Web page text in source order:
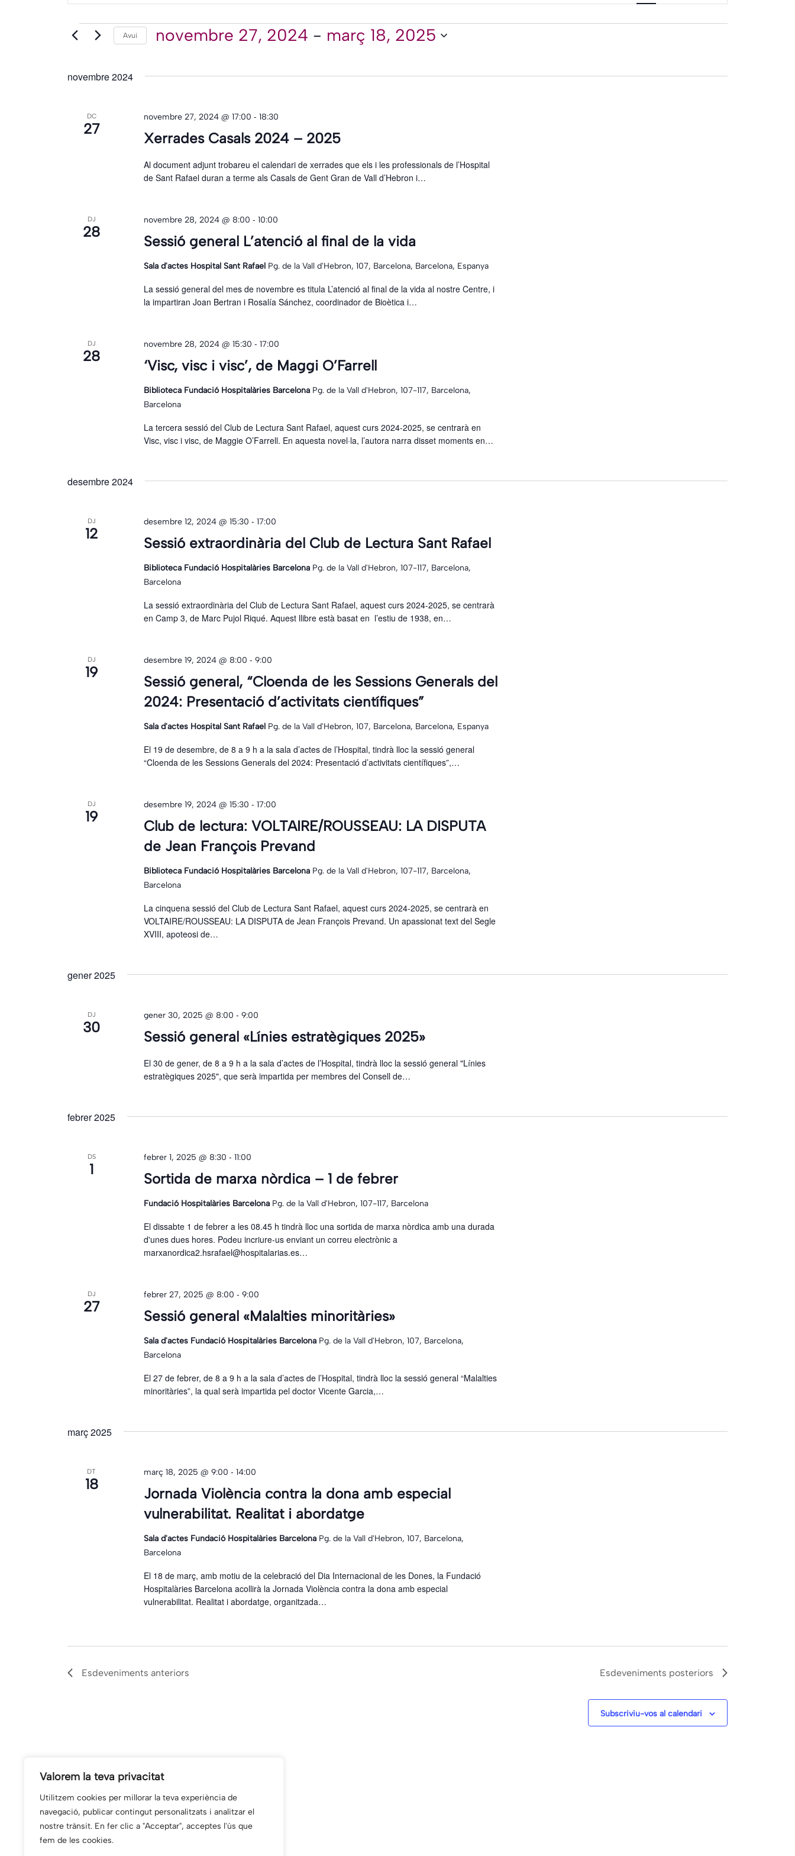
Valorem la teva privacitat
Utilitzem cookies per millorar la teva experiència de
navegació, publicar contingut personalitzats i analitzar el
nostre trànsit. En fer clic a "Acceptar", acceptes l'ús que
fem de les cookies.
cerca
d'Esdeveniments
clau.
Cerqueu
paraula
visualitzacions
Esdeveniment
Esdeveniments
Avui novembre 27, 2024 - març 18, 2025
Selecciona
novembre 2024
DC
27
Xerrades Casals 2024 – 2025
novembre 27, 2024 @ 17:00 -18:30
Al document adjunt trobareu el calendari de xerrades que els i les professionals de l’Hospital
de Sant Rafael duran a terme als Casals de Gent Gran de Vall d’Hebron i…
DJ
28
Sessió general L’atenció al final de la vida
novembre 28, 2024 @ 8:00 -10:00
Sala d'actes Hospital Sant Rafael Pg. de la Vall d'Hebron, 107, Barcelona, Barcelona, Espanya
La sessió general del mes de novembre es titula L’atenció al final de la vida al nostre Centre, i
la impartiran Joan Bertran i Rosalía Sánchez, coordinador de Bioètica i…
DJ
28
‘Visc, visc i visc’, de Maggi O’Farrell
novembre 28, 2024 @ 15:30 -17:00
Biblioteca Fundació Hospitalàries Barcelona Pg. de la Vall d'Hebron, 107-117, Barcelona,
Barcelona
La tercera sessió del Club de Lectura Sant Rafael, aquest curs 2024-2025, se centrarà en
Visc, visc i visc, de Maggie O’Farrell. En aquesta novel·la, l’autora narra disset moments en…
desembre 2024
DJ
12
Sessió extraordinària del Club de Lectura Sant Rafael
desembre 12, 2024 @ 15:30 -17:00
Biblioteca Fundació Hospitalàries Barcelona Pg. de la Vall d'Hebron, 107-117, Barcelona,
Barcelona
La sessió extraordinària del Club de Lectura Sant Rafael, aquest curs 2024-2025, se centrarà
en Camp 3, de Marc Pujol Riqué. Aquest llibre està basat en l’estiu de 1938, en…
DJ
19
Sessió general, “Cloenda de les Sessions Generals del
2024: Presentació d’activitats científiques”
desembre 19, 2024 @ 8:00 -9:00
Sala d'actes Hospital Sant Rafael Pg. de la Vall d'Hebron, 107, Barcelona, Barcelona, Espanya
El 19 de desembre, de 8 a 9 h a la sala d’actes de l’Hospital, tindrà lloc la sessió general
“Cloenda de les Sessions Generals del 2024: Presentació d’activitats científiques”,…
DJ
19
Club de lectura: VOLTAIRE/ROUSSEAU: LA DISPUTA
de Jean François Prevand
desembre 19, 2024 @ 15:30 -17:00
Biblioteca Fundació Hospitalàries Barcelona Pg. de la Vall d'Hebron, 107-117, Barcelona,
Barcelona
La cinquena sessió del Club de Lectura Sant Rafael, aquest curs 2024-2025, se centrarà en
VOLTAIRE/ROUSSEAU: LA DISPUTA de Jean François Prevand. Un apassionat text del Segle
XVIII, apoteosi de…
gener 2025
DJ
30
Sessió general «Línies estratègiques 2025»
gener 30, 2025 @ 8:00 -9:00
El 30 de gener, de 8 a 9 h a la sala d’actes de l’Hospital, tindrà lloc la sessió general "Línies
estratègiques 2025", que serà impartida per membres del Consell de…
febrer 2025
DS
1
Sortida de marxa nòrdica – 1 de febrer
febrer 1, 2025 @ 8:30 -11:00
Fundació Hospitalàries Barcelona Pg. de la Vall d'Hebron, 107-117, Barcelona
El dissabte 1 de febrer a les 08.45 h tindrà lloc una sortida de marxa nòrdica amb una durada
d'unes dues hores. Podeu incriure-us enviant un correu electrònic a
marxanordica2.hsrafael@hospitalarias.es…
DJ
27
Sessió general «Malalties minoritàries»
febrer 27, 2025 @ 8:00 -9:00
Sala d'actes Fundació Hospitalàries Barcelona Pg. de la Vall d'Hebron, 107, Barcelona,
Barcelona
El 27 de febrer, de 8 a 9 h a la sala d’actes de l’Hospital, tindrà lloc la sessió general “Malalties
minoritàries”, la qual serà impartida pel doctor Vicente Garcia,…
març 2025
DT
18
Jornada Violència contra la dona amb especial
vulnerabilitat. Realitat i abordatge
març 18, 2025 @ 9:00 -14:00
Sala d'actes Fundació Hospitalàries Barcelona Pg. de la Vall d'Hebron, 107, Barcelona,
Barcelona
El 18 de març, amb motiu de la celebració del Dia Internacional de les Dones, la Fundació
Hospitalàries Barcelona acollirà la Jornada Violència contra la dona amb especial
vulnerabilitat. Realitat i abordatge, organitzada…
Esdeveniments anteriors Esdeveniments posteriors
Subscriviu-vos al calendari